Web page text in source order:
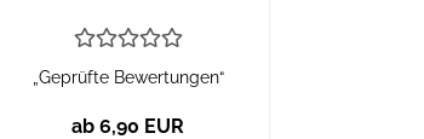
„Geprüfte Bewertungen“
ab 6,90 EUR